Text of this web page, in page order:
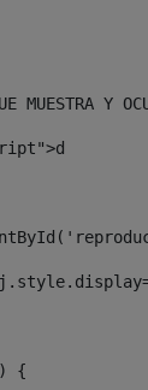
MUESTRA Y
{